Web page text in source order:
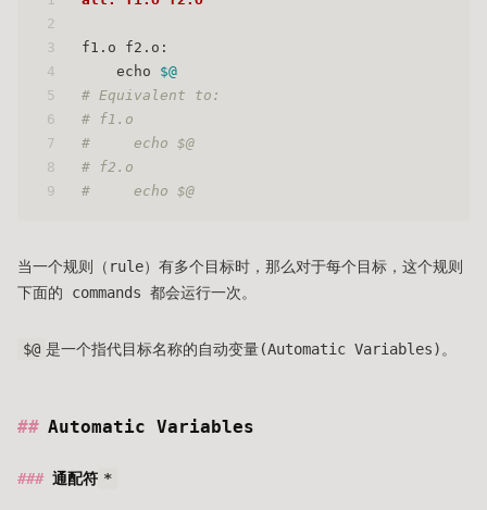
2
3
4
5
6
7
8
9
f1.o f2.o:
    echo
$@
# Equivalent to:
# f1.o
#     echo $@
# f2.o
#     echo $@
当一个规则（rule）有多个目标时，那么对于每个目标，这个规则
下面的 commands 都会运行一次。
$@ 是一个指代目标名称的自动变量(Automatic Variables)。
Automatic Variables
通配符 *